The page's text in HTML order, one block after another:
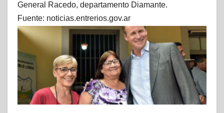
General Racedo, departamento Diamante.
Fuente: noticias.entrerios.gov.ar